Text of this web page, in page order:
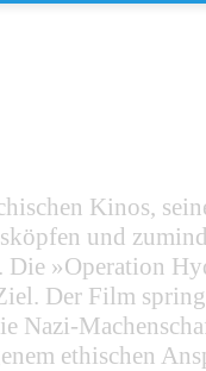
Kinos,
und
»Operation
Der Film
Nazi-
ethischen